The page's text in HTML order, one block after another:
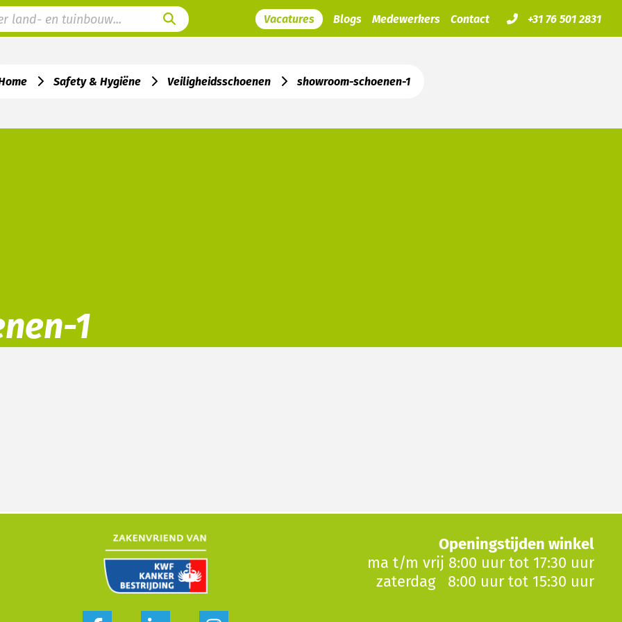
Vacatures Blogs Medewerkers Contact +31 76 501 2831
Safety & Hygiëne Veiligheidsschoenen showroom-schoenen-1
1
Openingstijden winkel
ma t/m vrij 8:00 uur tot 17:30 uur
zaterdag 8:00 uur tot 15:30 uur